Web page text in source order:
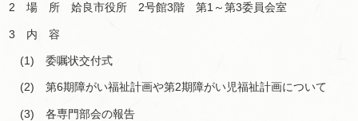
2 場 所 姶良市役所 2号館3階 第1～第3委員会室
3 内 容
(1) 委嘱状交付式
(2) 第6期障がい福祉計画や第2期障がい児福祉計画について
(3) 各専門部会の報告